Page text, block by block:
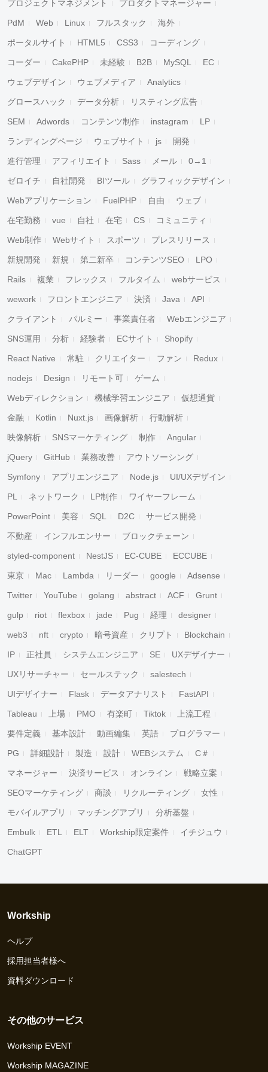
プロジェクトマネジメント プロダクトマネージャー
PdM Web Linux フルスタック 海外
ポータルサイト HTML5 CSS3 コーディング
コーダー CakePHP 未経験 B2B MySQL EC
ウェブデザイン ウェブメディア Analytics
グロースハック データ分析 リスティング広告
SEM Adwords コンテンツ制作 instagram LP
ランディングページ ウェブサイト js 開発
進行管理 アフィリエイト Sass メール 0→1
ゼロイチ 自社開発 BIツール グラフィックデザイン
Webアプリケーション FuelPHP 自由 ウェブ
在宅勤務 vue 自社 在宅 CS コミュニティ
Web制作 Webサイト スポーツ プレスリリース
新規開発 新規 第二新卒 コンテンツSEO LPO
Rails 複業 フレックス フルタイム webサービス
wework フロントエンジニア 決済 Java API
クライアント パルミー 事業責任者 Webエンジニア
SNS運用 分析 経験者 ECサイト Shopify
React Native 常駐 クリエイター ファン Redux
nodejs Design リモート可 ゲーム
Webディレクション 機械学習エンジニア 仮想通貨
金融 Kotlin Nuxt.js 画像解析 行動解析
映像解析 SNSマーケティング 制作 Angular
jQuery GitHub 業務改善 アウトソーシング
Symfony アプリエンジニア Node.js UI/UXデザイン
PL ネットワーク LP制作 ワイヤーフレーム
PowerPoint 美容 SQL D2C サービス開発
不動産 インフルエンサー ブロックチェーン
styled-component NestJS EC-CUBE ECCUBE
東京 Mac Lambda リーダー google Adsense
Twitter YouTube golang abstract ACF Grunt
gulp riot flexbox jade Pug 経理 designer
web3 nft crypto 暗号資産 クリプト Blockchain
IP 正社員 システムエンジニア SE UXデザイナー
UXリサーチャー セールステック salestech
UIデザイナー Flask データアナリスト FastAPI
Tableau 上場 PMO 有楽町 Tiktok 上流工程
要件定義 基本設計 動画編集 英語 プログラマー
PG 詳細設計 製造 設計 WEBシステム C＃
マネージャー 決済サービス オンライン 戦略立案
SEOマーケティング 商談 リクルーティング 女性
モバイルアプリ マッチングアプリ 分析基盤
Embulk ETL ELT Workship限定案件 イチジュウ
ChatGPT
Workship
ヘルプ
採用担当者様へ
資料ダウンロード
その他のサービス
Workship EVENT
Workship MAGAZINE